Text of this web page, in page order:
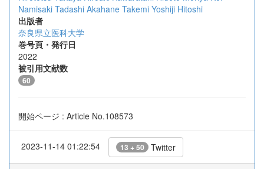
Namisaki Tadashi Akahane Takemi Yoshiji Hitoshi
出版者
奈良県立医科大学
巻号頁・発行日
2022
被引用文献数
60
開始ページ : Article No.108573
2023-11-14 01:22:54 13 + 50 Twitter